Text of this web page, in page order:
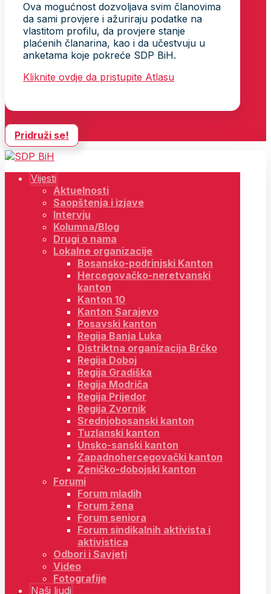
Ova mogućnost dozvoljava svim članovima
da sami provjere i ažuriraju podatke na
vlastitom profilu, da provjere stanje
plaćenih članarina, kao i da učestvuju u
anketama koje pokreće SDP BiH.
Kliknite ovdje da pristupite Atlasu
Pridruži se!
Vijesti
Aktuelnosti
Saopštenja i izjave
Intervju
Kolumna/Blog
Drugi o nama
Lokalne organizacije
Bosansko-podrinjski Kanton
Hercegovačko-neretvanski
kanton
Kanton 10
Kanton Sarajevo
Posavski kanton
Regija Banja Luka
Distriktna organizacija Brčko
Regija Doboj
Regija Gradiška
Regija Modriča
Regija Prijedor
Regija Zvornik
Srednjobosanski kanton
Tuzlanski kanton
Unsko-sanski kanton
Zapadnohercegovački kanton
Zeničko-dobojski kanton
Forumi
Forum mladih
Forum žena
Forum seniora
Forum sindikalnih aktivista i
aktivistica
Odbori i Savjeti
Video
Fotografije
Naši ljudi